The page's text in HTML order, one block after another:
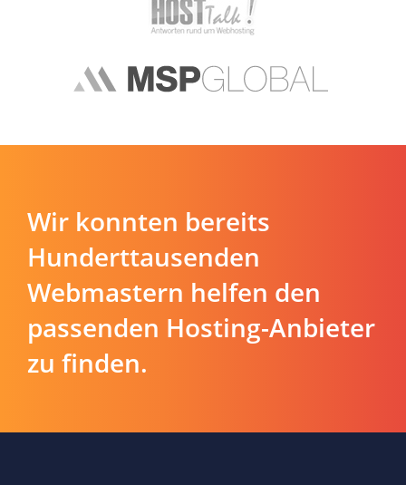
Wir konnten bereits
Hunderttausenden
Webmastern helfen den
passenden Hosting-Anbieter
zu finden.